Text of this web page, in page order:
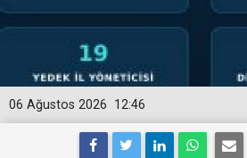
12:46
06 Ağustos 2026